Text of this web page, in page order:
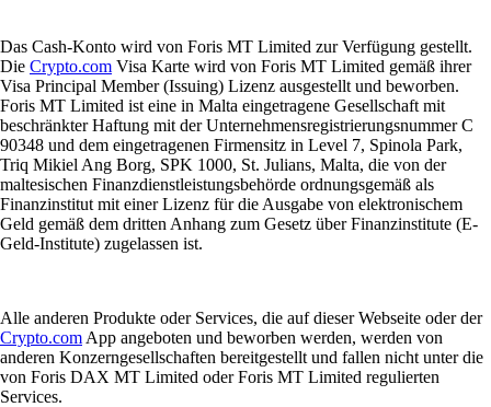
Das Cash-Konto wird von Foris MT Limited zur Verfügung gestellt.
Die Crypto.com Visa Karte wird von Foris MT Limited gemäß ihrer
Visa Principal Member (Issuing) Lizenz ausgestellt und beworben.
Foris MT Limited ist eine in Malta eingetragene Gesellschaft mit
beschränkter Haftung mit der Unternehmensregistrierungsnummer C
90348 und dem eingetragenen Firmensitz in Level 7, Spinola Park,
Triq Mikiel Ang Borg, SPK 1000, St. Julians, Malta, die von der
maltesischen Finanzdienstleistungsbehörde ordnungsgemäß als
Finanzinstitut mit einer Lizenz für die Ausgabe von elektronischem
Geld gemäß dem dritten Anhang zum Gesetz über Finanzinstitute (E-
Geld-Institute) zugelassen ist.
Alle anderen Produkte oder Services, die auf dieser Webseite oder der
Crypto.com App angeboten und beworben werden, werden von
anderen Konzerngesellschaften bereitgestellt und fallen nicht unter die
von Foris DAX MT Limited oder Foris MT Limited regulierten
Services.